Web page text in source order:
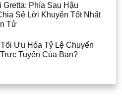
Phía Sau Hậu
Sẻ Lời Khuyên Tốt Nhất
Tử
Ưu Hóa Tỷ Lệ Chuyển
Tuyến Của Bạn?